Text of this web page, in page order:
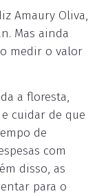
Amaury Oliva,
Mas ainda
medir o valor
a floresta,
cuidar de que
de
com
disso, as
para o